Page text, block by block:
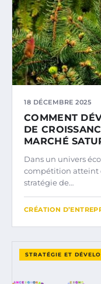
18 DÉCEMBRE 2025
COMMENT
DE
MARCHÉ
Dans un univers
compétition atteint
stratégie de…
CRÉATION
STRATÉGIE ET